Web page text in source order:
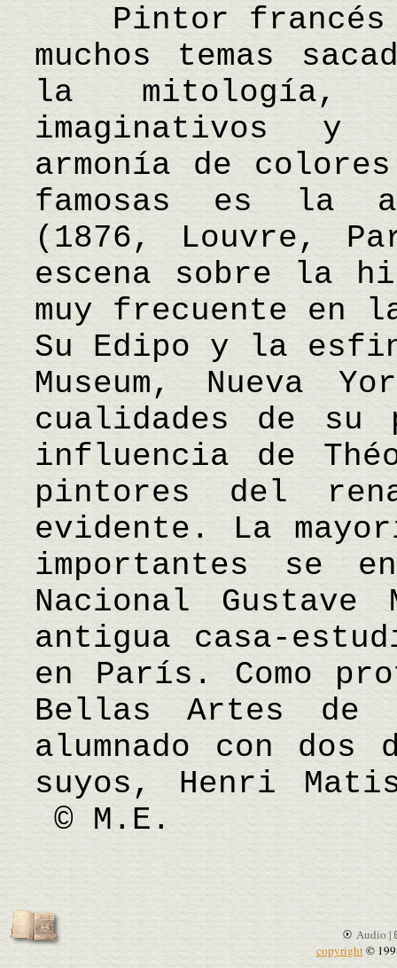
Pintor francés
muchos temas
la mitología,
imaginativos y
armonía de
famosas es la
(1876, Louvre,
escena sobre la
muy frecuente en
Su Edipo y la
Museum, Nueva
cualidades de
influencia de
pintores del
evidente. La
importantes se
Nacional
antigua casa-
en París. Como
Bellas Artes de
alumnado con dos
suyos, Henri
© M.E.
Audio |
copyright©